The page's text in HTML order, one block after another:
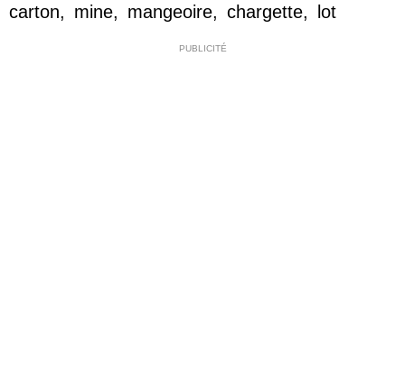
carton, mine, mangeoire, chargette, lot
PUBLICITÉ